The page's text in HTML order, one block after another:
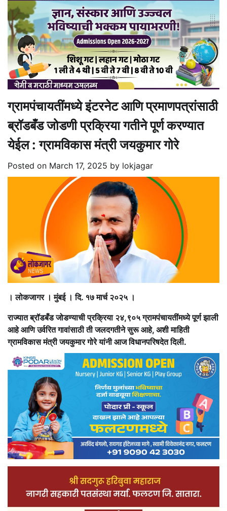
ग्रामपंचायतींमध्ये इंटरनेट आणि प्रमाणपत्रांसाठी
ब्रॉडबँड जोडणी प्रक्रिया गतीने पूर्ण करण्यात
येईल : ग्रामविकास मंत्री जयकुमार गोरे
Posted on March 17, 2025 by lokjagar
। लोकजागर । मुंबई । दि. १७ मार्च २०२५ ।
राज्यात ब्रॉडबँड जोडण्याची प्रक्रिया २४,९०५ ग्रामपंचायतींमध्ये पूर्ण झाली
आहे आणि उर्वरित गावांसाठी ती जलदगतीने सुरू आहे, अशी माहिती
ग्रामविकास मंत्री जयकुमार गोरे यांनी आज विधानपरिषदेत दिली.